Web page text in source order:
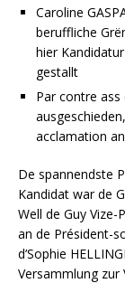
Caroline
beruffliche
hier
gestallt
Par contre
acclamation
De spannendste
Kandidat war de
Well de Guy
an de Président-
d’Sophie
Versammlung zur